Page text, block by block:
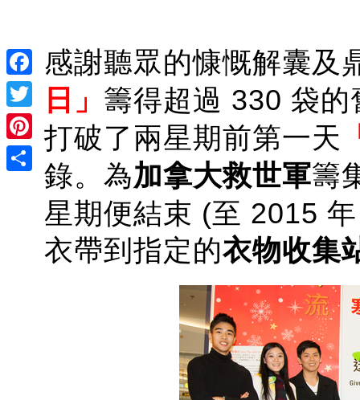
Facebook
Twitter
Pinterest
感謝聽眾的慷慨解囊及
日」 籌得超過 330 袋
打破了兩星期前第一天
錄。為加拿大救世軍籌
星期便結束 (至 2015
衣帶到指定的衣物收集